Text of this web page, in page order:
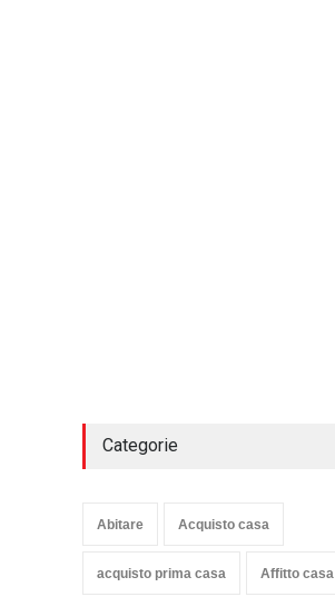
Categorie
Abitare Acquisto casa
acquisto prima casa Affitto casa